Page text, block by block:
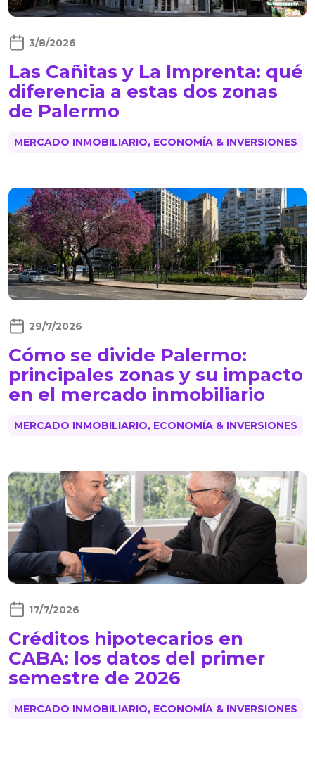
3/8/2026
Las Cañitas y La Imprenta: qué
diferencia a estas dos zonas
de Palermo
MERCADO INMOBILIARIO, ECONOMÍA & INVERSIONES
29/7/2026
Cómo se divide Palermo:
principales zonas y su impacto
en el mercado inmobiliario
MERCADO INMOBILIARIO, ECONOMÍA & INVERSIONES
17/7/2026
Créditos hipotecarios en
CABA: los datos del primer
semestre de 2026
MERCADO INMOBILIARIO, ECONOMÍA & INVERSIONES